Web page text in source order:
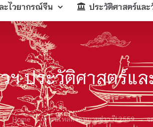
ะไวยากรณ์จีน ประวัติศาสตร์แล
ฯ ประวัติศาสตร์แ
Home ดาวน์โหลดจดหมายข่าว ปี 2559 จ